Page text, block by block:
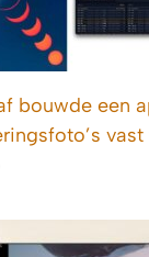
bouwde een